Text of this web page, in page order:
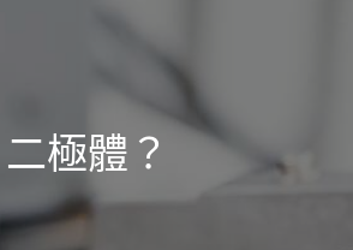
極體？